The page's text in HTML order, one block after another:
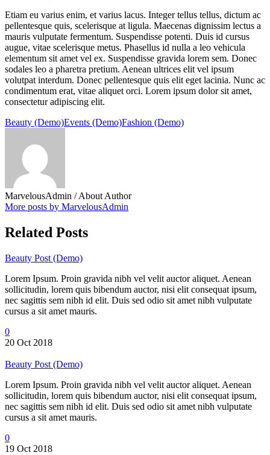
Etiam eu varius enim, et varius lacus. Integer tellus tellus, dictum ac
pellentesque quis, scelerisque at ligula. Maecenas dignissim lectus a
mauris vulputate fermentum. Suspendisse potenti. Duis id cursus
augue, vitae scelerisque metus. Phasellus id nulla a leo vehicula
elementum sit amet vel ex. Suspendisse gravida lorem sem. Donec
sodales leo a pharetra pretium. Aenean ultrices elit vel ipsum
volutpat interdum. Donec pellentesque quis elit eget lacinia. Nunc ac
condimentum erat, vitae aliquet orci. Lorem ipsum dolor sit amet,
consectetur adipiscing elit.
Beauty (Demo)Events (Demo)Fashion (Demo)
MarvelousAdmin / About Author
More posts by MarvelousAdmin
Related Posts
Beauty Post (Demo)
Lorem Ipsum. Proin gravida nibh vel velit auctor aliquet. Aenean
sollicitudin, lorem quis bibendum auctor, nisi elit consequat ipsum,
nec sagittis sem nibh id elit. Duis sed odio sit amet nibh vulputate
cursus a sit amet mauris.
0
20 Oct 2018
Beauty Post (Demo)
Lorem Ipsum. Proin gravida nibh vel velit auctor aliquet. Aenean
sollicitudin, lorem quis bibendum auctor, nisi elit consequat ipsum,
nec sagittis sem nibh id elit. Duis sed odio sit amet nibh vulputate
cursus a sit amet mauris.
0
19 Oct 2018